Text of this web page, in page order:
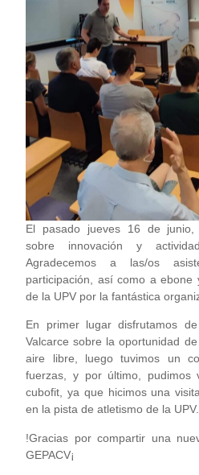
El pasado jueves 16 de junio,
sobre innovación y
Agradecemos a las/os
participación, así como a
de la UPV por la fantástica
En primer lugar disfrutamos
Valcarce sobre la oportunidad
aire libre, luego tuvimos un
fuerzas, y por último,
cubofit, ya que hicimos una
en la pista de atletismo de la UPV.
!Gracias por compartir una
GEPACV¡